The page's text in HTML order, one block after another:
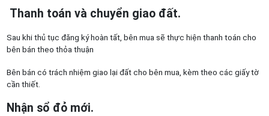
Thanh toán và chuyển giao đất.
Sau khi thủ tục đăng ký hoàn tất, bên mua sẽ thực hiện thanh toán cho
bên bán theo thỏa thuận
Bên bán có trách nhiệm giao lại đất cho bên mua, kèm theo các giấy tờ
cần thiết.
Nhận sổ đỏ mới.